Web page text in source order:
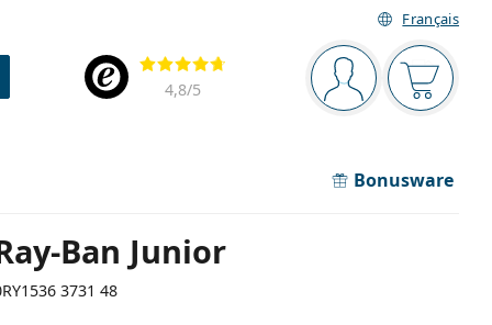
Français
Navigationsleiste
Sie sind Der
Bewertung
4,8/5
Bonusware
Ban Junior
3731 48